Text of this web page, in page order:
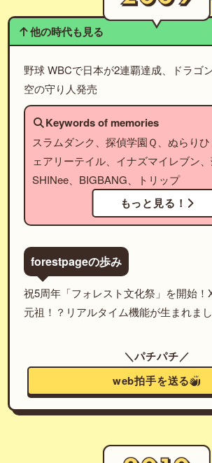
他の時代も見る
野球 WBCで日本が2連覇達成、ドラゴ
空の守り人発売
Keywords of memories
スラムダンク、探偵学園Ｑ、ぬらり
ェアリーテイル、イナズマイレブン、
SHINee、BIGBANG、トリップ
もっと見る！
forestpageの歩み
祝5周年「フォレスト文化祭」を開始！
元祖！？リアルタイム機能が生まれまし
＼パチパチ／
web拍手を送る